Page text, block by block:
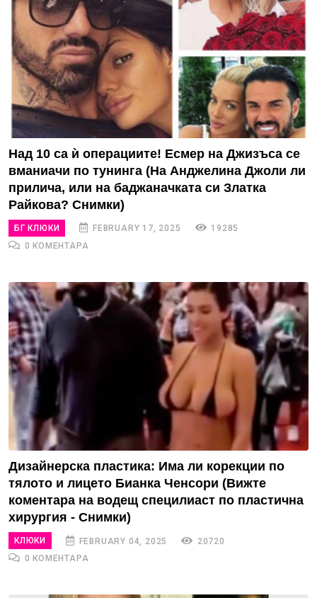
Над 10 са ѝ операциите! Есмер на Джизъса се
вманиачи по тунинга (На Анджелина Джоли ли
прилича, или на баджаначката си Златка
Райкова? Снимки)
БГ КЛЮКИ FEBRUARY 17, 2025
19285
0 КОМЕНТАРА
Дизайнерска пластика: Има ли корекции по
тялото и лицето Бианка Ченсори (Вижте
коментара на водещ специлиаст по пластична
хирургия - Снимки)
КЛЮКИ FEBRUARY 04, 2025
20720
0 КОМЕНТАРА